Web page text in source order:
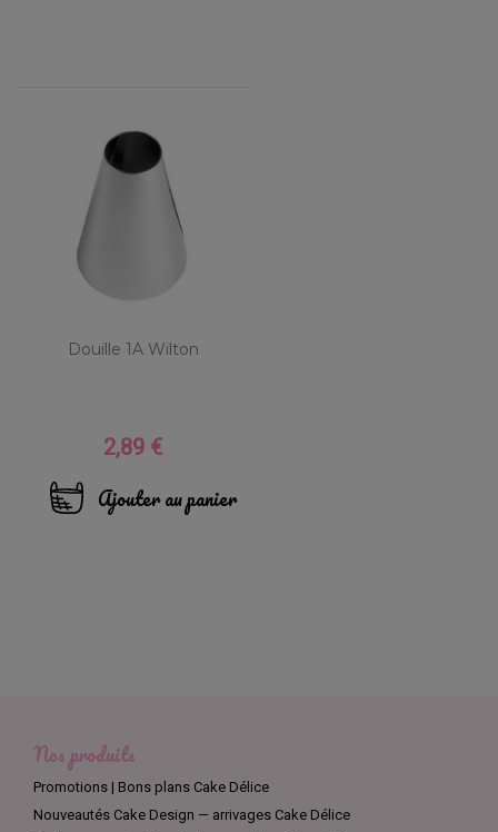
Douille 1A Wilton
Prix
2,89 €
Ajouter au panier
Nos produits
Promotions | Bons plans Cake Délice
Nouveautés Cake Design — arrivages Cake Délice